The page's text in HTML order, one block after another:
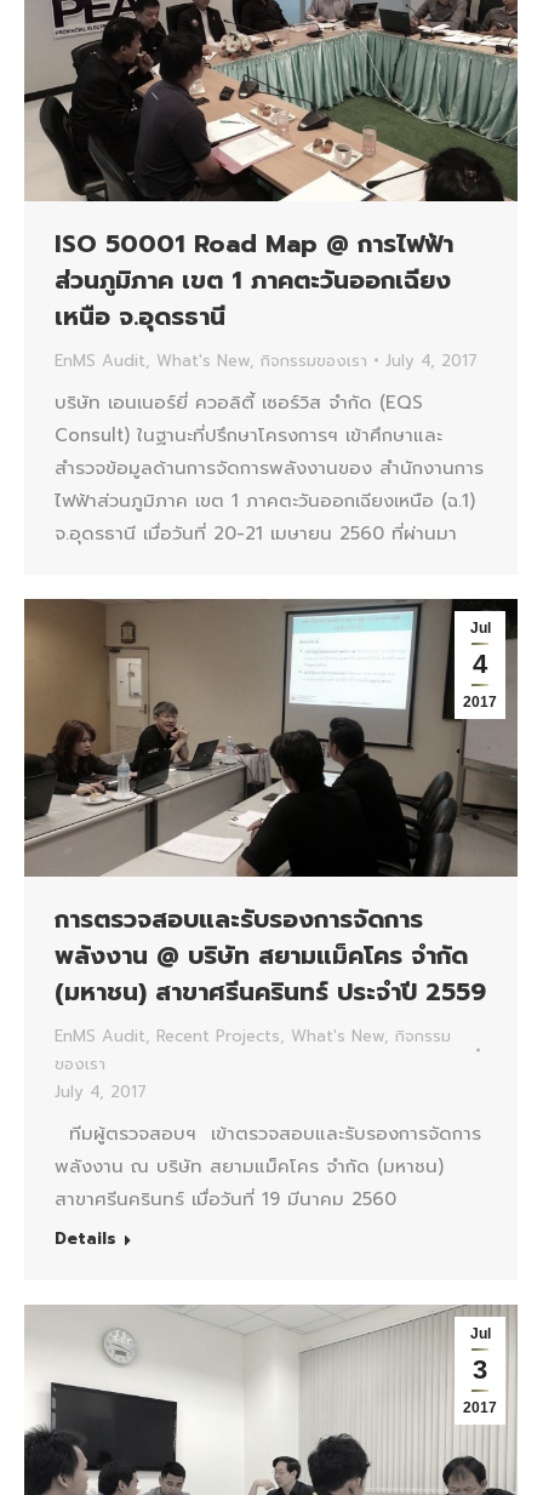
ISO 50001 Road Map @ การไฟฟ้า
ส่วนภูมิภาค เขต 1 ภาคตะวันออกเฉียง
เหนือ จ.อุดรธานี
EnMS Audit, What's New, กิจกรรมของเรา July 4, 2017
บริษัท เอนเนอร์ยี่ ควอลิตี้ เซอร์วิส จำกัด (EQS
Consult) ในฐานะที่ปรึกษาโครงการฯ เข้าศึกษาและ
สำรวจข้อมูลด้านการจัดการพลังงานของ สำนักงานการ
ไฟฟ้าส่วนภูมิภาค เขต 1 ภาคตะวันออกเฉียงเหนือ (ฉ.1)
จ.อุดรธานี เมื่อวันที่ 20-21 เมษายน 2560 ที่ผ่านมา
Jul
4
2017
การตรวจสอบและรับรองการจัดการ
พลังงาน @ บริษัท สยามแม็คโคร จำกัด
(มหาชน) สาขาศรีนครินทร์ ประจำปี 2559
EnMS Audit, Recent Projects, What's New, กิจกรรม
ของเรา
July 4, 2017
ทีมผู้ตรวจสอบฯ เข้าตรวจสอบและรับรองการจัดการ
พลังงาน ณ บริษัท สยามแม็คโคร จำกัด (มหาชน)
สาขาศรีนครินทร์ เมื่อวันที่ 19 มีนาคม 2560
Details
Jul
3
2017